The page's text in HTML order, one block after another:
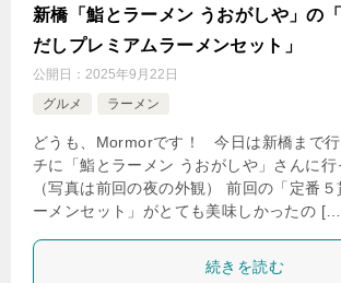
新橋「鮨とラーメン うおがしや」の
だしプレミアムラーメンセット」
公開日： 2025年9月22日
グルメ
ラーメン
どうも、Mormorです！ 今日は新橋まで
チに「鮨とラーメン うおがしや」さんに行
（写真は前回の夜の外観） 前回の「定番
ーメンセット」がとても美味しかったの
続きを読む